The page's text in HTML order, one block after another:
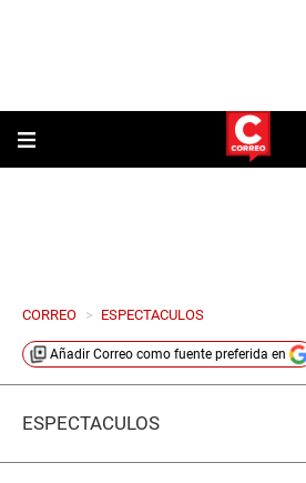
CORREO > ESPECTACULOS
Añadir Correo como fuente preferida en
ESPECTÁCULOS